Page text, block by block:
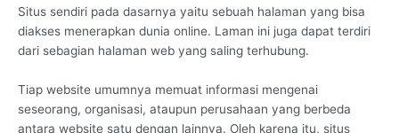
Situs sendiri pada dasarnya yaitu sebuah halaman yang bisa
diakses menerapkan dunia online. Laman ini juga dapat terdiri
dari sebagian halaman web yang saling terhubung.
Tiap website umumnya memuat informasi mengenai
seseorang, organisasi, ataupun perusahaan yang berbeda
antara website satu dengan lainnya. Oleh karena itu, situs